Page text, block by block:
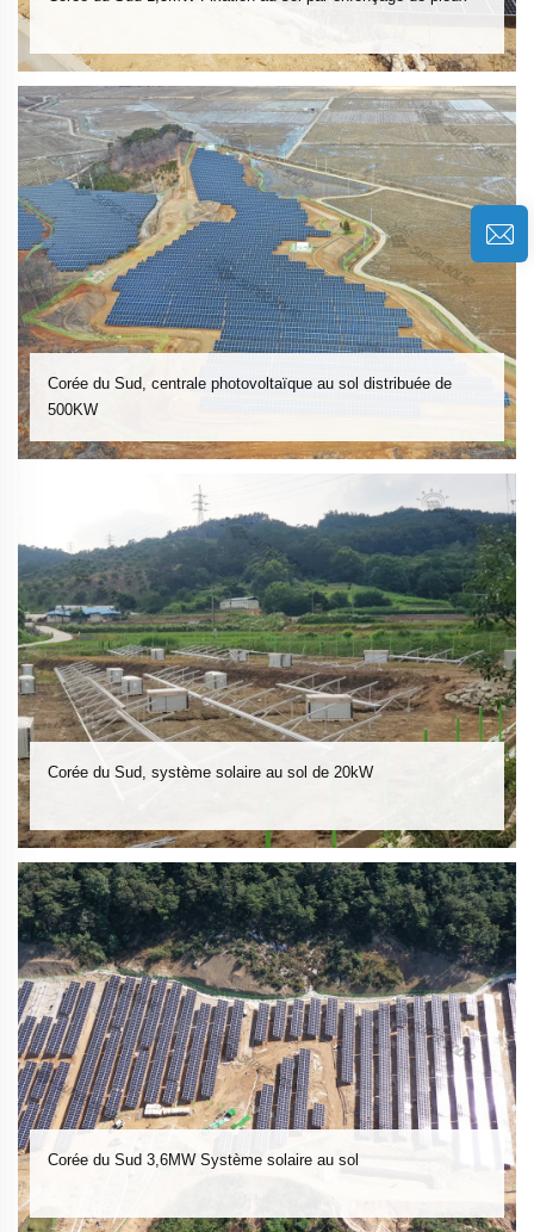
Corée du Sud, centrale photovoltaïque au sol distribuée de
500KW
Corée du Sud, système solaire au sol de 20kW
Corée du Sud 3,6MW Système solaire au sol